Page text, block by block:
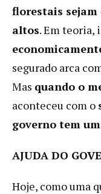
florestais sejam
altos. Em teoria,
segurado arca
Mas quando o
aconteceu com o
governo tem
AJUDA DO
Hoje, como uma